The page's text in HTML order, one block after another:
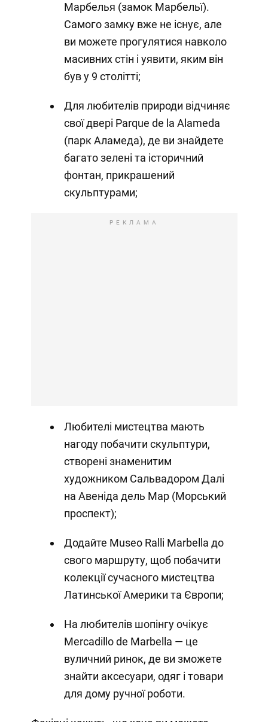
Марбелья (замок Марбельї).
Самого замку вже не існує, але
ви можете прогулятися навколо
масивних стін і уявити, яким він
був у 9 столітті;
Для любителів природи відчиняє
свої двері Parque de la Alameda
(парк Аламеда), де ви знайдете
багато зелені та історичний
фонтан, прикрашений
скульптурами;
РЕКЛАМА
Любителі мистецтва мають
нагоду побачити скульптури,
створені знаменитим
художником Сальвадором Далі
на Авеніда дель Мар (Морський
проспект);
Додайте Museo Ralli Marbella до
свого маршруту, щоб побачити
колекції сучасного мистецтва
Латинської Америки та Європи;
На любителів шопінгу очікує
Mercadillo de Marbella — це
вуличний ринок, де ви зможете
знайти аксесуари, одяг і товари
для дому ручної роботи.